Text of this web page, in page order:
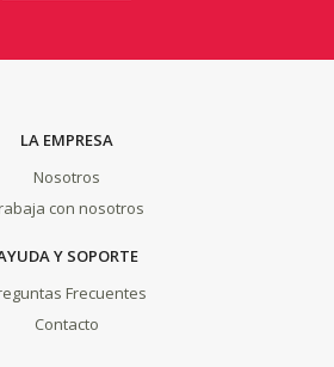
LA EMPRESA
Nosotros
con nosotros
Y SOPORTE
Frecuentes
Contacto